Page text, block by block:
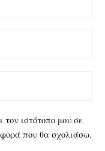
τον ιστότοπο μου σε
που θα σχολιάσω.